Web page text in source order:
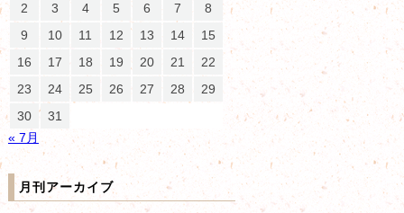
2
3 4 5 6 7
8
9
10 11 12 13 14
15
16
17 18 19 20 21
22
23
24 25 26 27 28
29
30
31
« 7月
月刊アーカイブ